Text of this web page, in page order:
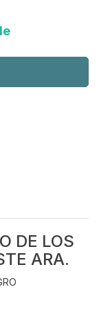
DE LOS
ARA.